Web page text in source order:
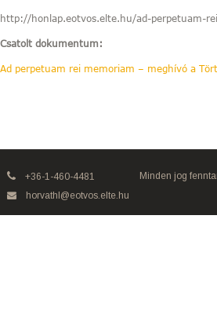
http://honlap.eotvos.elte.hu/ad-perpetuam-
Csatolt dokumentum:
Ad perpetuam rei memoriam – meghívó a
+36-1-460-4481
horvathl@eotvos.elte.hu
Minden jog